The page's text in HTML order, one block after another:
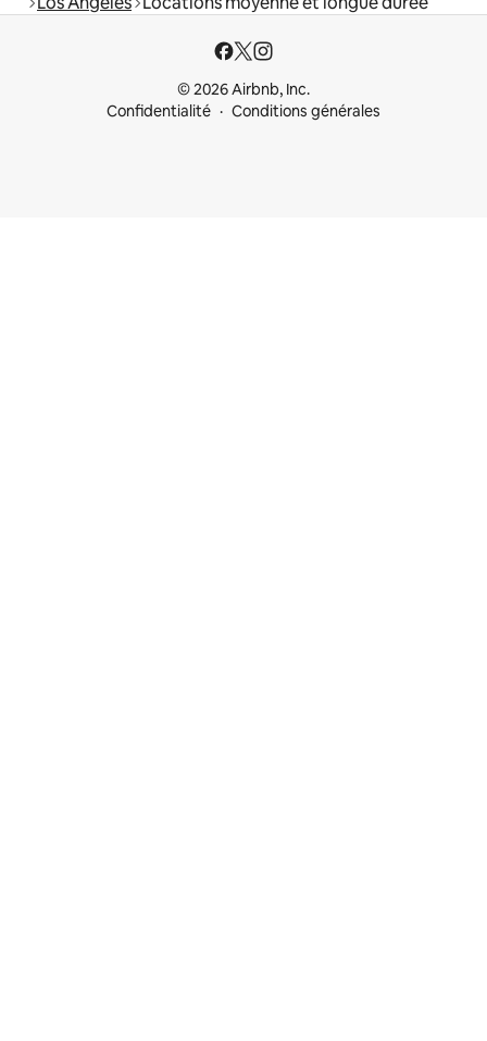
© 2026 Airbnb, Inc.
Confidentialité
Conditions générales